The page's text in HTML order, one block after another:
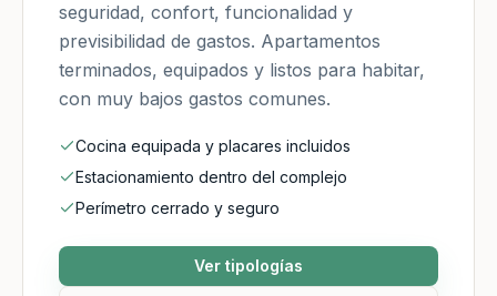
seguridad, confort, funcionalidad y
previsibilidad de gastos. Apartamentos
terminados, equipados y listos para habitar,
con muy bajos gastos comunes.
Cocina equipada y placares incluidos
Estacionamiento dentro del complejo
Perímetro cerrado y seguro
Ver tipologías